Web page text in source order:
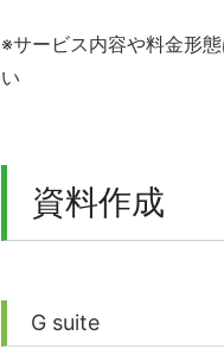
※サービス内容や料金形
い
資料作成
G suite